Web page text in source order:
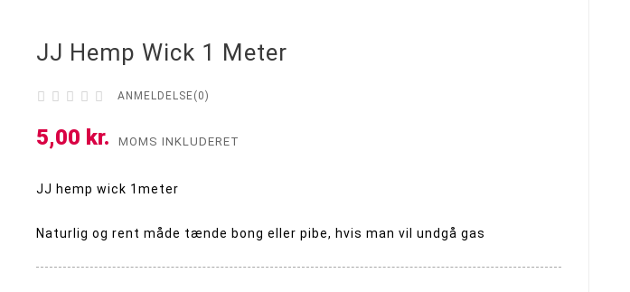
JJ Hemp Wick 1 Meter
     ANMELDELSE(0)
5,00 kr. MOMS INKLUDERET
JJ hemp wick 1meter
Naturlig og rent måde tænde bong eller pibe, hvis man vil undgå gas